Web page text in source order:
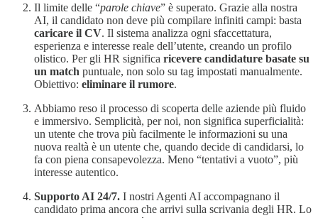
Il limite delle “parole chiave” è superato. Grazie alla nostra
AI, il candidato non deve più compilare infiniti campi: basta
caricare il CV. Il sistema analizza ogni sfaccettatura,
esperienza e interesse reale dell’utente, creando un profilo
olistico. Per gli HR significa ricevere candidature basate su
un match puntuale, non solo su tag impostati manualmente.
Obiettivo: eliminare il rumore.
Abbiamo reso il processo di scoperta delle aziende più fluido
e immersivo. Semplicità, per noi, non significa superficialità:
un utente che trova più facilmente le informazioni su una
nuova realtà è un utente che, quando decide di candidarsi, lo
fa con piena consapevolezza. Meno “tentativi a vuoto”, più
interesse autentico.
Supporto AI 24/7. I nostri Agenti AI accompagnano il
candidato prima ancora che arrivi sulla scrivania degli HR. Lo